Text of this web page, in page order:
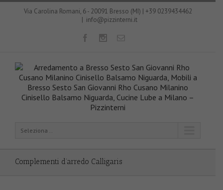
Via Carolina Romani, 6 - 20091 Bresso (MI) | +39 0239434462
| info@pizzinterni.it
Seleziona ..
Complementi d’arredo Calligaris